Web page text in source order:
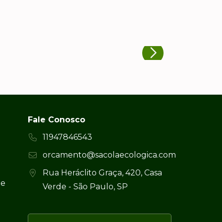
Fale Conosco
11947846543
orcamento@sacolaecologica.com
Rua Heráclito Graça, 420, Casa
Verde - São Paulo, SP